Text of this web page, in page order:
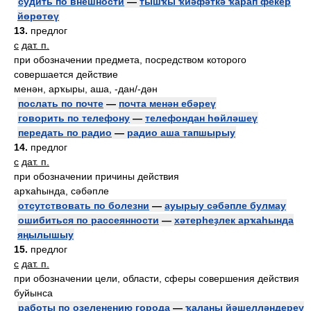
йөрөтөү
13. предлог
с дат. п.
при обозначении предмета, посредством которого
совершается действие
менән, арҡыры, аша, -дан/-дән
послать по почте — почта менән ебәреү
говорить по телефону — телефондан һөйләшеү
передать по радио — радио аша тапшырыу
14. предлог
с дат. п.
при обозначении причины действия
арҡаһында, сәбәпле
отсутствовать по болезни — ауырыу сәбәпле булмау
ошибиться по рассеянности — хәтерһеҙлек арҡаһында
яңылышыу
15. предлог
с дат. п.
при обозначении цели, области, сферы совершения действия
буйынса
работы по озеленению города — ҡаланы йәшелләндереү